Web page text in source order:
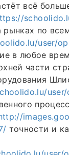
всё
рынках по
user/
в любое
части
точности и